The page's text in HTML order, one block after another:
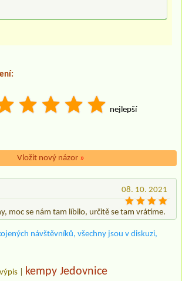
nejlepší
Vložit nový názor »
08. 10. 2021
moc se nám tam líbilo, určitě se tam vrátíme.
návštěvníků, všechny jsou v diskuzi,
kempy Jedovnice